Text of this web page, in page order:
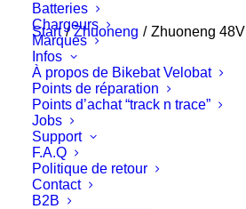
Batteries
Chargeurs
Marques
Infos
À propos de Bikebat Velobat
Points de réparation
Points d’achat “track n trace”
Jobs
Support
F.A.Q
Politique de retour
Contact
B2B
Start Zhuoneng Zhuoneng 48V